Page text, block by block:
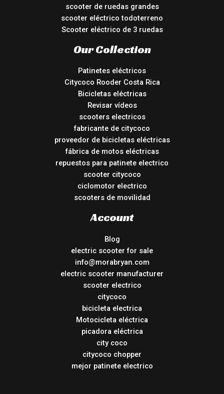
scooter de ruedas grandes
scooter eléctrico todoterreno
Scooter eléctrico de 3 ruedas
Our Collection
Patinetes eléctricos
Citycoco Rooder Costa Rica
Bicicletas eléctricas
Revisar vídeos
scooters electricos
fabricante de citycoco
proveedor de bicicletas eléctricas
fábrica de motos eléctricas
repuestos para patinete electrico
scooter citycoco
ciclomotor electrico
scooters de movilidad
Account
Blog
electric scooter for sale
info@morabryan.com
electric scooter manufacturer
scooter electrico
citycoco
bicicleta electrica
Motocicleta eléctrica
picadora eléctrica
city coco
citycoco chopper
mejor patinete electrico